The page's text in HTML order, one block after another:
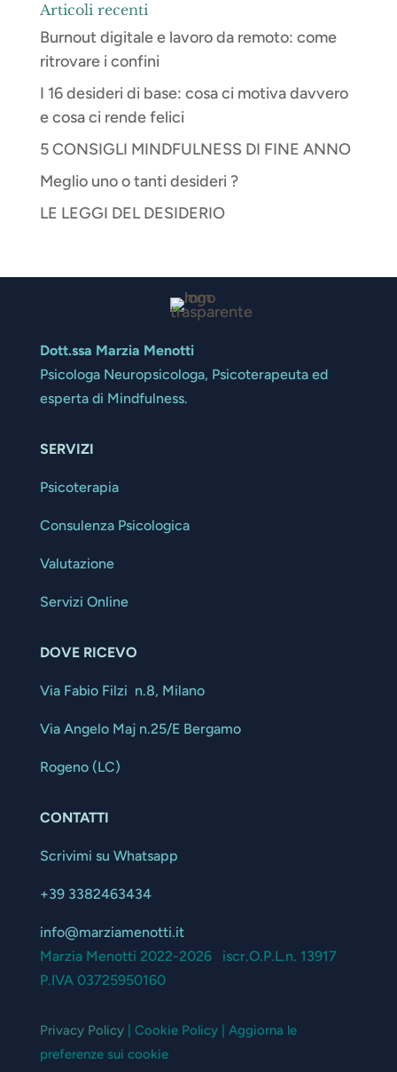
Articoli recenti
Burnout digitale e lavoro da remoto: come
ritrovare i confini
I 16 desideri di base: cosa ci motiva davvero
e cosa ci rende felici
5 CONSIGLI MINDFULNESS DI FINE ANNO
Meglio uno o tanti desideri ?
LE LEGGI DEL DESIDERIO
Dott.ssa Marzia Menotti
Psicologa Neuropsicologa, Psicoterapeuta ed
esperta di Mindfulness.
SERVIZI
Psicoterapia
Consulenza Psicologica
Valutazione
Servizi Online
DOVE RICEVO
Via Fabio Filzi n.8, Milano
Via Angelo Maj n.25/E Bergamo
Rogeno (LC)
CONTATTI
Scrivimi su Whatsapp
+39 3382463434
info@marziamenotti.it
Marzia Menotti 2022-2026 iscr.O.P.L.n. 13917
P.IVA 03725950160
Privacy Policy| Cookie Policy | Aggiorna le
preferenze sui cookie